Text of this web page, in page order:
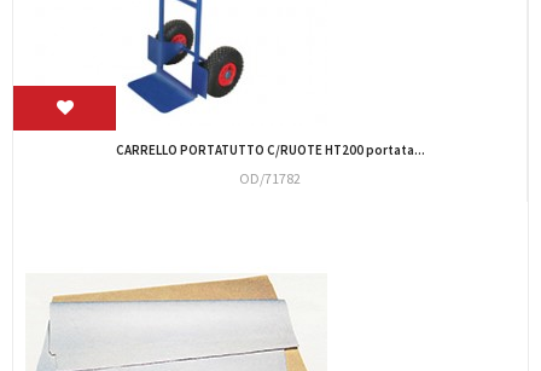
BS.SOVRAPACCHI C4 32,5X22,5 (CF.500)
MR358